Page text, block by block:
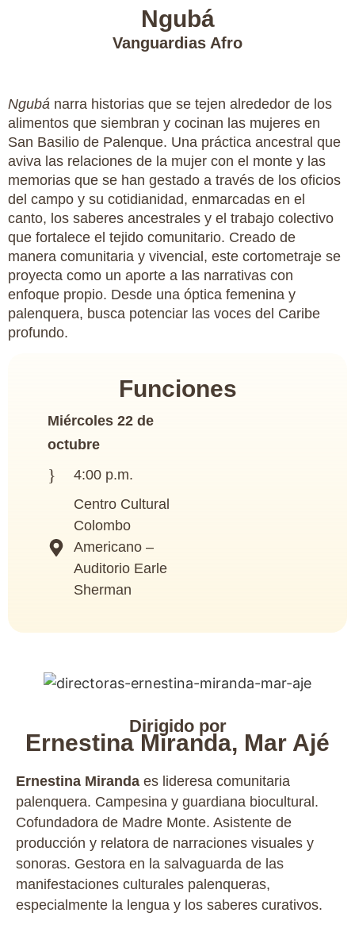
Ngubá
Vanguardias Afro
Ngubá narra historias que se tejen alrededor de los
alimentos que siembran y cocinan las mujeres en
San Basilio de Palenque. Una práctica ancestral que
aviva las relaciones de la mujer con el monte y las
memorias que se han gestado a través de los oficios
del campo y su cotidianidad, enmarcadas en el
canto, los saberes ancestrales y el trabajo colectivo
que fortalece el tejido comunitario. Creado de
manera comunitaria y vivencial, este cortometraje se
proyecta como un aporte a las narrativas con
enfoque propio. Desde una óptica femenina y
palenquera, busca potenciar las voces del Caribe
profundo.
Funciones
Miércoles 22 de
octubre
4:00 p.m.
Centro Cultural
Colombo
Americano –
Auditorio Earle
Sherman
Dirigido por
Ernestina Miranda, Mar Ajé
Ernestina Miranda es lideresa comunitaria
palenquera. Campesina y guardiana biocultural.
Cofundadora de Madre Monte. Asistente de
producción y relatora de narraciones visuales y
sonoras. Gestora en la salvaguarda de las
manifestaciones culturales palenqueras,
especialmente la lengua y los saberes curativos.